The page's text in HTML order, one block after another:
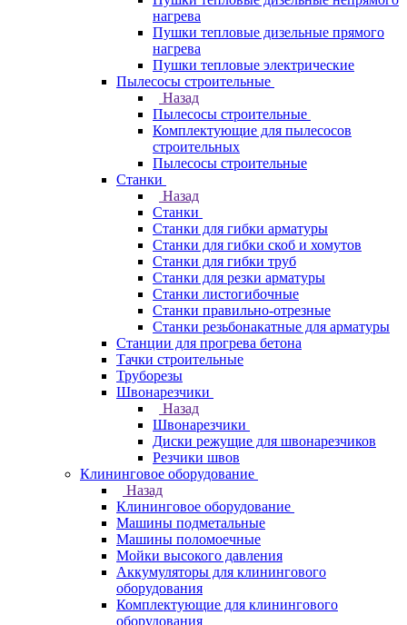
нагрева
Пушки тепловые дизельные прямого
нагрева
Пушки тепловые электрические
Пылесосы строительные
Назад
Пылесосы строительные
Комплектующие для пылесосов
строительных
Пылесосы строительные
Станки
Назад
Станки
Станки для гибки арматуры
Станки для гибки скоб и хомутов
Станки для гибки труб
Станки для резки арматуры
Станки листогибочные
Станки правильно-отрезные
Станки резьбонакатные для арматуры
Станции для прогрева бетона
Тачки строительные
Труборезы
Швонарезчики
Назад
Швонарезчики
Диски режущие для швонарезчиков
Резчики швов
Клининговое оборудование
Назад
Клининговое оборудование
Машины подметальные
Машины поломоечные
Мойки высокого давления
Аккумуляторы для клинингового
оборудования
Комплектующие для клинингового
оборудования